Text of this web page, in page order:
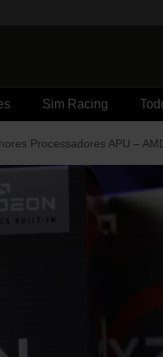
Sim Racing
Processadores APU –